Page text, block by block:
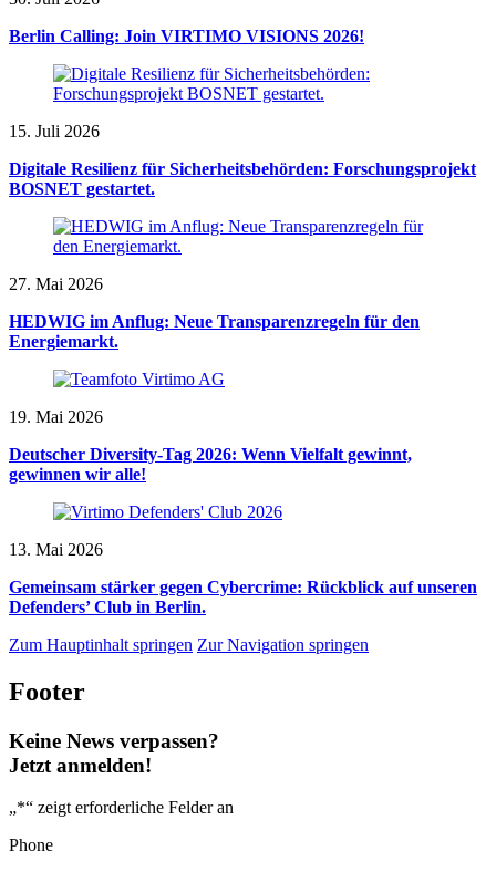
Berlin Calling: Join VIRTIMO VISIONS 2026!
15. Juli 2026
Digitale Resilienz für Sicherheitsbehörden: Forschungsprojekt
BOSNET gestartet.
27. Mai 2026
HEDWIG im Anflug: Neue Transparenzregeln für den
Energiemarkt.
19. Mai 2026
Deutscher Diversity-Tag 2026: Wenn Vielfalt gewinnt,
gewinnen wir alle!
13. Mai 2026
Gemeinsam stärker gegen Cybercrime: Rückblick auf unseren
Defenders’ Club in Berlin.
Zum Hauptinhalt springen Zur Navigation springen
Footer
Keine News verpassen?
Jetzt anmelden!
„*“ zeigt erforderliche Felder an
Phone